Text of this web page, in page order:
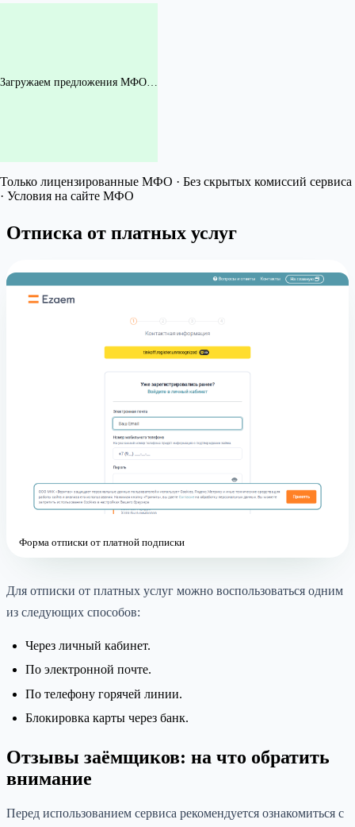
Загружаем предложения МФО…
Только лицензированные МФО · Без скрытых комиссий сервиса
· Условия на сайте МФО
Отписка от платных услуг
Форма отписки от платной подписки
Для отписки от платных услуг можно воспользоваться одним
из следующих способов:
Через личный кабинет.
По электронной почте.
По телефону горячей линии.
Блокировка карты через банк.
Отзывы заёмщиков: на что обратить
внимание
Перед использованием сервиса рекомендуется ознакомиться с